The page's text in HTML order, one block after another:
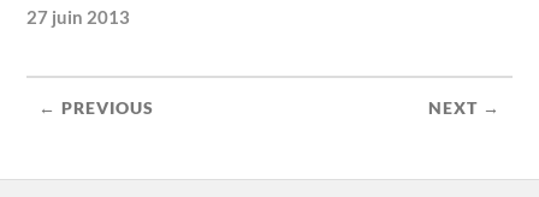
27 juin 2013
← PREVIOUS NEXT →